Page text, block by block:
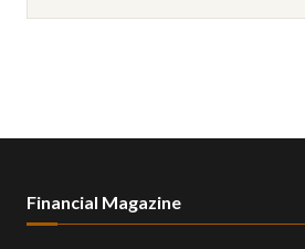
Financial Magazine